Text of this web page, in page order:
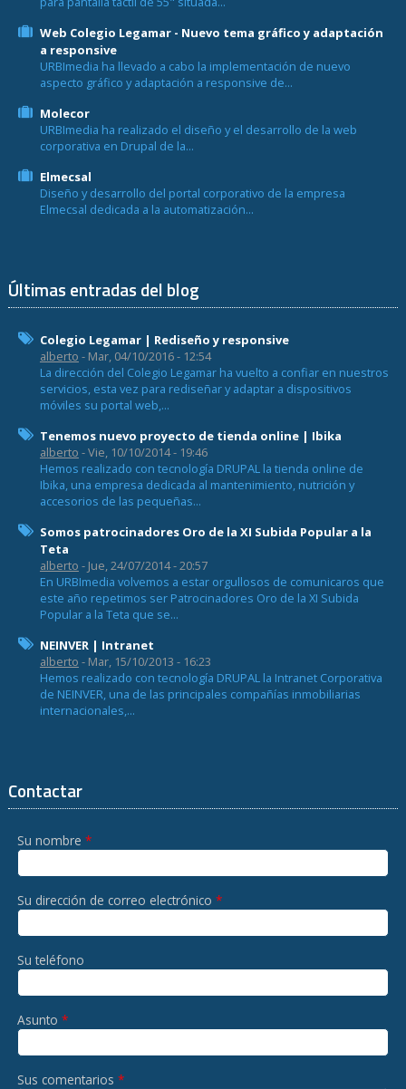
Web Colegio Legamar - Nuevo tema gráfico y adaptación
a responsive
URBImedia ha llevado a cabo la implementación de nuevo
aspecto gráfico y adaptación a responsive de...
Molecor
URBImedia ha realizado el diseño y el desarrollo de la web
corporativa en Drupal de la...
Elmecsal
Diseño y desarrollo del portal corporativo de la empresa
Elmecsal dedicada a la automatización...
Últimas entradas del blog
Colegio Legamar | Rediseño y responsive
alberto - Mar, 04/10/2016 - 12:54
La dirección del Colegio Legamar ha vuelto a confiar en nuestros
servicios, esta vez para rediseñar y adaptar a dispositivos
móviles su portal web,...
Tenemos nuevo proyecto de tienda online | Ibika
alberto - Vie, 10/10/2014 - 19:46
Hemos realizado con tecnología DRUPAL la tienda online de
Ibika, una empresa dedicada al mantenimiento, nutrición y
accesorios de las pequeñas...
Somos patrocinadores Oro de la XI Subida Popular a la
Teta
alberto - Jue, 24/07/2014 - 20:57
En URBImedia volvemos a estar orgullosos de comunicaros que
este año repetimos ser Patrocinadores Oro de la XI Subida
Popular a la Teta que se...
NEINVER | Intranet
alberto - Mar, 15/10/2013 - 16:23
Hemos realizado con tecnología DRUPAL la Intranet Corporativa
de NEINVER, una de las principales compañías inmobiliarias
internacionales,...
Contactar
Su nombre *
Su dirección de correo electrónico *
Su teléfono
Asunto *
Sus comentarios *